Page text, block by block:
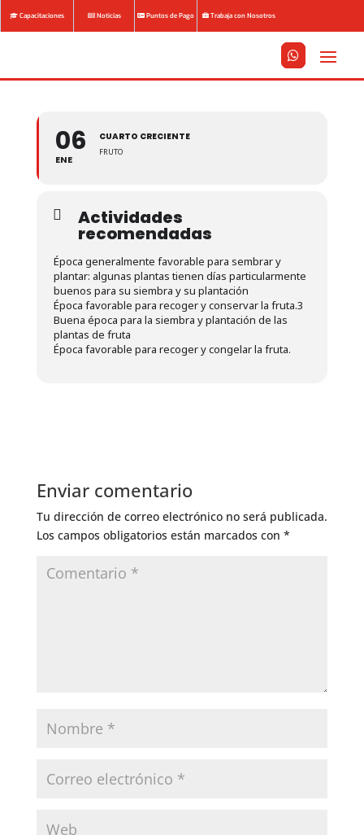
Capacitaciones Noticias Puntos de Pago Trabaja con Nosotros



06
ENE
CUARTO CRECIENTE
FRUTO
Actividades
recomendadas
Época generalmente favorable para sembrar y
plantar: algunas plantas tienen días particularmente
buenos para su siembra y su plantación
Época favorable para recoger y conservar la fruta.3
Buena época para la siembra y plantación de las
plantas de fruta
Época favorable para recoger y congelar la fruta.
Enviar comentario
Tu dirección de correo electrónico no será publicada.
Los campos obligatorios están marcados con *